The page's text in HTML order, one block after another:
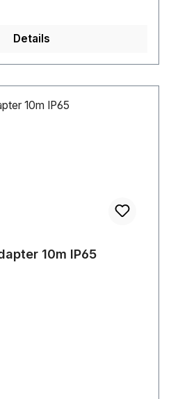
Details
10m IP65